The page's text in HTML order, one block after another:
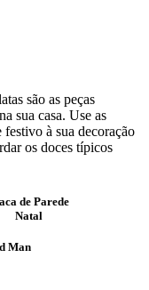
são as peças
sua casa. Use as
festivo à sua decoração
os doces típicos
de Parede
Natal
Man